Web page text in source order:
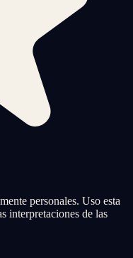
personales. Uso esta
interpretaciones de las